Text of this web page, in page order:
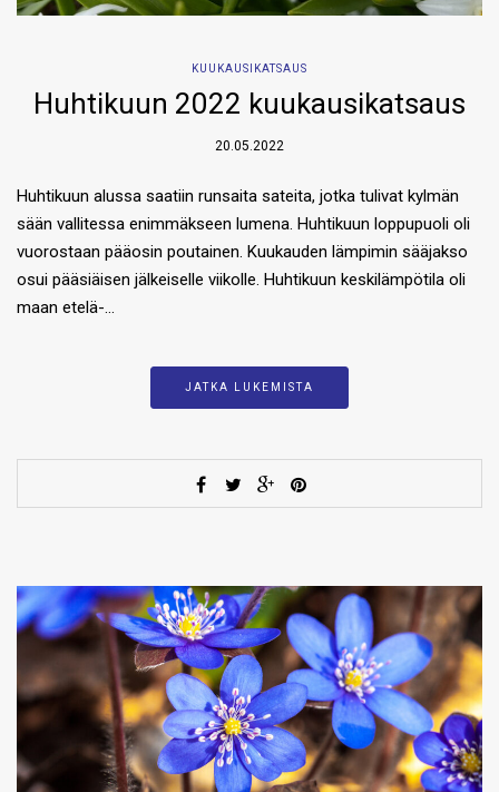
KUUKAUSIKATSAUS
Huhtikuun 2022 kuukausikatsaus
20.05.2022
Huhtikuun alussa saatiin runsaita sateita, jotka tulivat kylmän
sään vallitessa enimmäkseen lumena. Huhtikuun loppupuoli oli
vuorostaan pääosin poutainen. Kuukauden lämpimin sääjakso
osui pääsiäisen jälkeiselle viikolle. Huhtikuun keskilämpötila oli
maan etelä-…
JATKA LUKEMISTA